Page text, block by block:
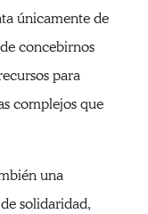
únicamente de
concebirnos
para
complejos que
una
solidaridad,